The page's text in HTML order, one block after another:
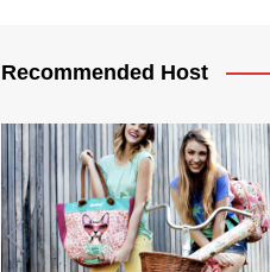
Recommended Host